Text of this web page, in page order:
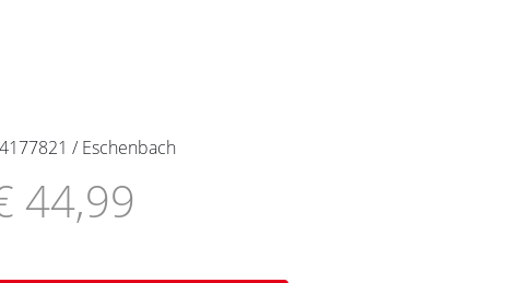
/ Eschenbach
44,99